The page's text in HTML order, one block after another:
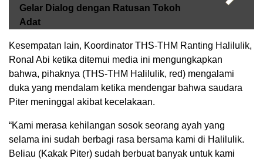
Gelar Dialog dengan Ratusan Tokoh
Adat
Kesempatan lain, Koordinator THS-THM Ranting Halilulik,
Ronal Abi ketika ditemui media ini mengungkapkan
bahwa, pihaknya (THS-THM Halilulik, red) mengalami
duka yang mendalam ketika mendengar bahwa saudara
Piter meninggal akibat kecelakaan.
“Kami merasa kehilangan sosok seorang ayah yang
selama ini sudah berbagi rasa bersama kami di Halilulik.
Beliau (Kakak Piter) sudah berbuat banyak untuk kami